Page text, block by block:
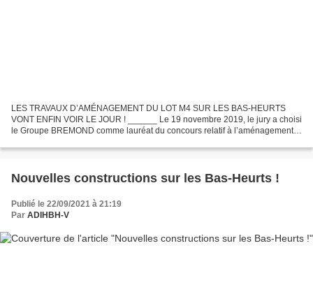
LES TRAVAUX D’AMÉNAGEMENT DU LOT M4 SUR LES BAS-HEURTS
VONT ENFIN VOIR LE JOUR ! ______ Le 19 novembre 2019, le jury a choisi
le Groupe BREMOND comme lauréat du concours relatif à l’aménagement
Nouvelles constructions sur les Bas-Heurts !
Publié le 22/09/2021 à 21:19
Par ADIHBH-V